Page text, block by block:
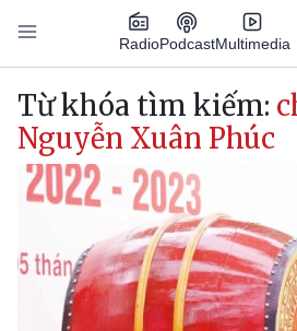
Nhảy đến nội dung
RadioPodcastMultimedia
Main navigation
Từ khóa tìm kiếm:
Nguyễn Xuân Phúc